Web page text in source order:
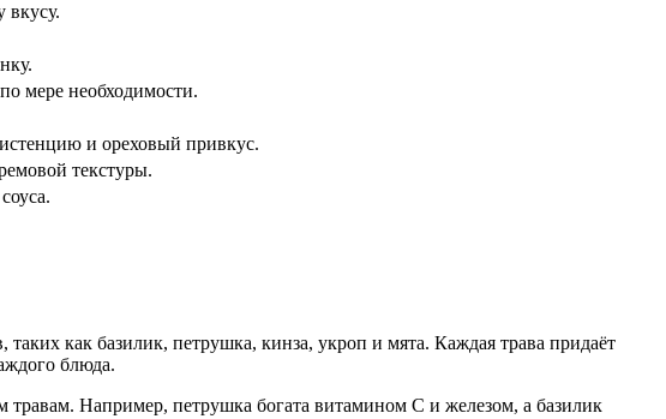
вкусу.
мере необходимости.
и ореховый привкус.
текстуры.
как базилик, петрушка, кинза, укроп и мята. Каждая трава придаёт
блюда.
травам. Например, петрушка богата витамином C и железом, а базилик